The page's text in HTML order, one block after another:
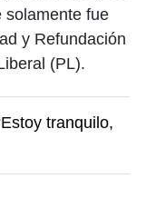
solamente fue
y Refundación
(PL).
tranquilo,